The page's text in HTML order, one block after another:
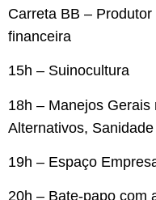
Carreta BB –
financeira
15h – Suinocultura
18h – Manejos
Alternativos,
19h – Espaço
20h – Bate-papo com